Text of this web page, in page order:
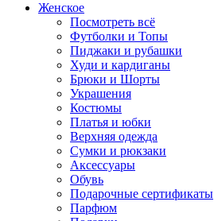
Женское
Посмотреть всё
Футболки и Топы
Пиджаки и рубашки
Худи и кардиганы
Брюки и Шорты
Украшения
Костюмы
Платья и юбки
Верхняя одежда
Сумки и рюкзаки
Аксессуары
Обувь
Подарочные сертификаты
Парфюм